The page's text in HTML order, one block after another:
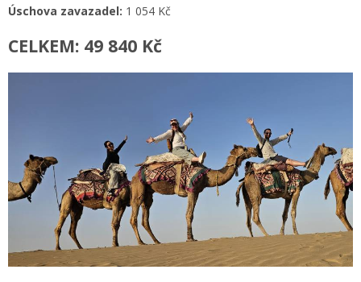
Úschova zavazadel: 1 054 Kč
CELKEM: 49 840 Kč